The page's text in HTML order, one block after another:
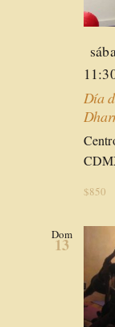
Día
$850
Dom
13